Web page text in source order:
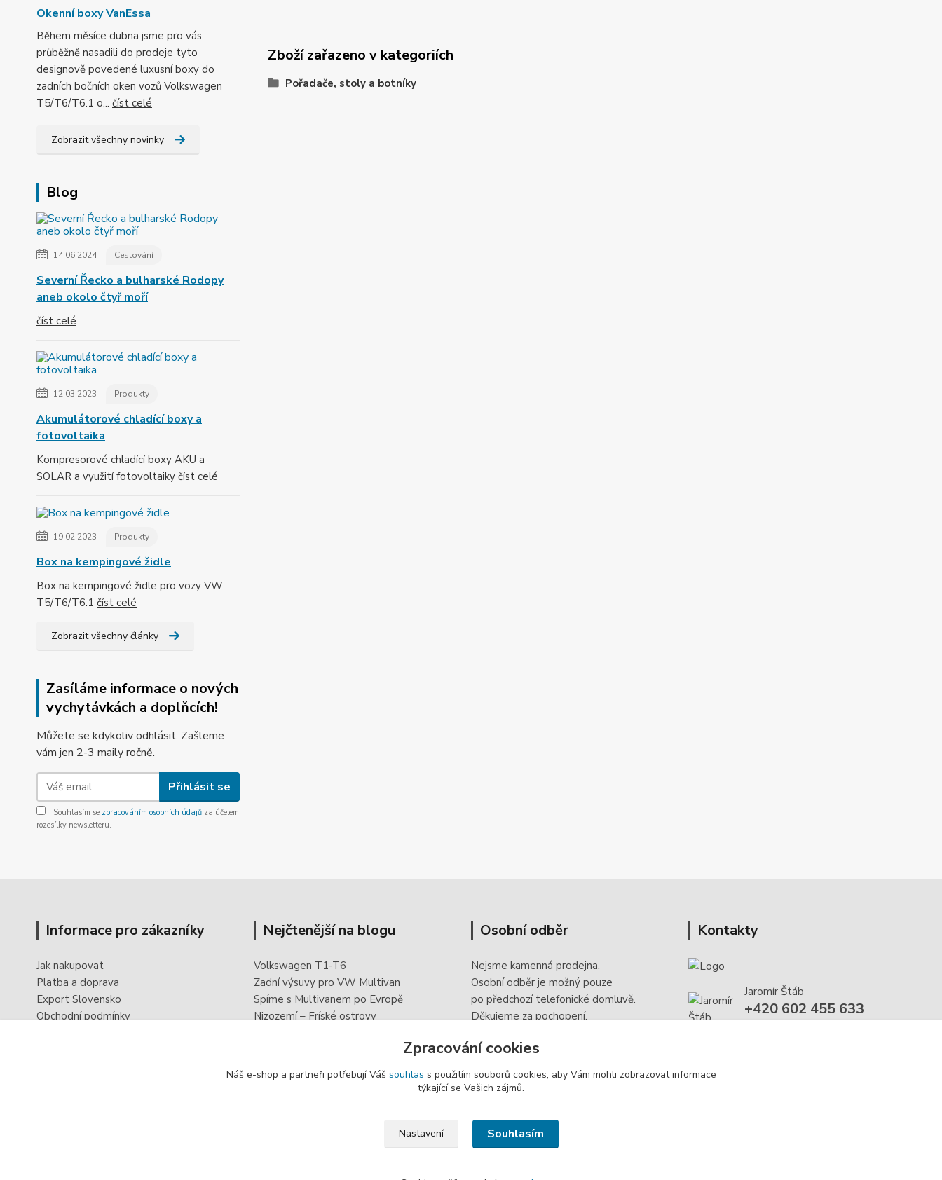
Okenní boxy VanEssa
Během měsíce dubna jsme pro vás
průběžně nasadili do prodeje tyto
designově povedené luxusní boxy do
zadních bočních oken vozů Volkswagen
T5/T6/T6.1 o... číst celé
Zobrazit všechny novinky
Blog
14.06.2024 Cestování
Severní Řecko a bulharské Rodopy
aneb okolo čtyř moří
číst celé
12.03.2023 Produkty
Akumulátorové chladící boxy a
fotovoltaika
Kompresorové chladící boxy AKU a
SOLAR a využití fotovoltaiky číst celé
19.02.2023 Produkty
Box na kempingové židle
Box na kempingové židle pro vozy VW
T5/T6/T6.1 číst celé
Zobrazit všechny články
Zasíláme informace o nových
vychytávkách a doplňcích!
Můžete se kdykoliv odhlásit. Zašleme
vám jen 2-3 maily ročně.
Přihlásit se
Souhlasím se zpracováním osobních údajů za účelem
rozesílky newsletteru.
Zboží zařazeno v kategoriích
Pořadače, stoly a botníky
Informace pro zákazníky
Jak nakupovat
Platba a doprava
Export Slovensko
Obchodní podmínky
Nejčtenější na blogu
Volkswagen T1-T6
Zadní výsuvy pro VW Multivan
Spíme s Multivanem po Evropě
Nizozemí – Fríské ostrovy
Osobní odběr
Nejsme kamenná prodejna.
Osobní odběr je možný pouze
po předchozí telefonické domluvě.
Děkujeme za pochopení.
Kontakty
Jaromír Štáb
+420 602 455 633
Zpracování cookies
Náš e-shop a partneři potřebují Váš souhlas s použitím souborů cookies, aby Vám mohli zobrazovat informace
týkající se Vašich zájmů.
Nastavení Souhlasím